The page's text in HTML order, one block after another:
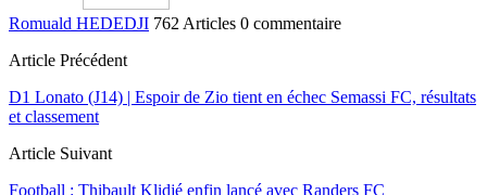
Romuald HEDEDJI 762 Articles 0 commentaire
Article Précédent
D1 Lonato (J14) | Espoir de Zio tient en échec Semassi FC, résultats
et classement
Article Suivant
Football : Thibault Klidjé enfin lancé avec Randers FC